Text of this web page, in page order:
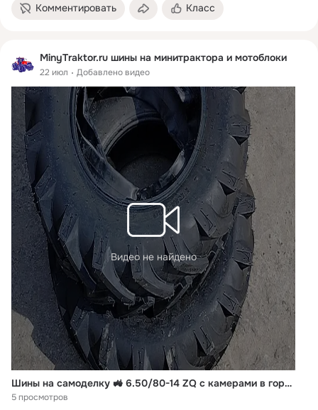
Комментировать Класс
MinyTraktor.ru шины на минитрактора и мотоблоки
22 июл Добавлено видео
Видео не найдено
Шины на самоделку 🚜 6.50/80-14 ZQ с камерами в город Минск 🚛 ✅ MinyTraktor.ru ✅ +7 912 50-20-455
5 просмотров